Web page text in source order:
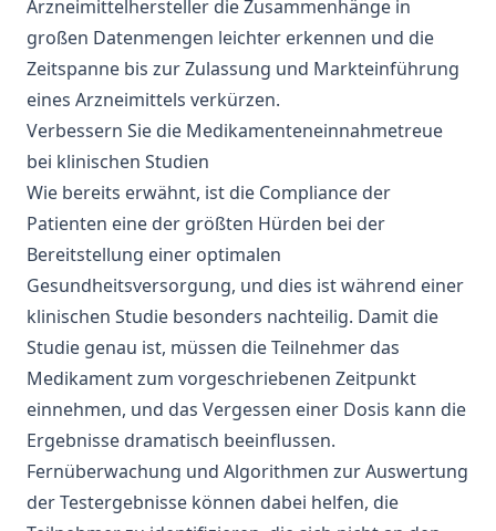
Arzneimittelhersteller die Zusammenhänge in
großen Datenmengen leichter erkennen und die
Zeitspanne bis zur Zulassung und Markteinführung
eines Arzneimittels verkürzen.
Verbessern Sie die Medikamenteneinnahmetreue
bei klinischen Studien
Wie bereits erwähnt, ist die Compliance der
Patienten eine der größten Hürden bei der
Bereitstellung einer optimalen
Gesundheitsversorgung, und dies ist während einer
klinischen Studie besonders nachteilig. Damit die
Studie genau ist, müssen die Teilnehmer das
Medikament zum vorgeschriebenen Zeitpunkt
einnehmen, und das Vergessen einer Dosis kann die
Ergebnisse dramatisch beeinflussen.
Fernüberwachung und Algorithmen zur Auswertung
der Testergebnisse können dabei helfen, die